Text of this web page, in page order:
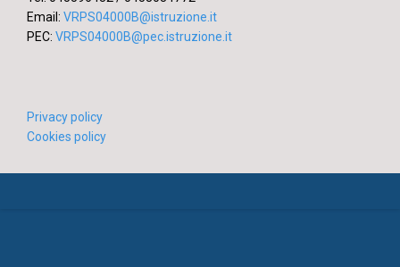
Email: VRPS04000B@istruzione.it
PEC: VRPS04000B@pec.istruzione.it
Privacy policy
Cookies policy